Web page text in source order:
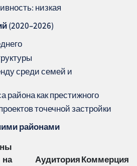
низкая
(2020–2026)
среди семей и
района как престижного
точечной застройки
районами
на
АудиторияКоммерция